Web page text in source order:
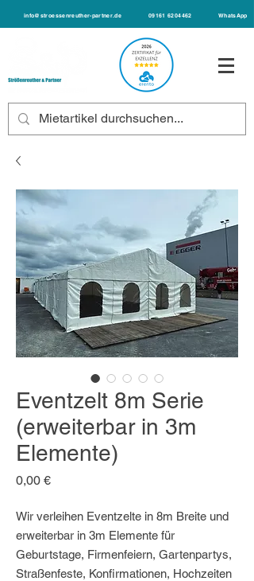
info@stroessenreuther-partner.de 09161 6204462 WhatsApp
Eventzelt 8m Serie
(erweiterbar in 3m
Elemente)
0,00 €Preis
Wir verleihen Eventzelte in 8m Breite und
erweiterbar in 3m Elemente für
Geburtstage, Firmenfeiern, Gartenpartys,
Straßenfeste, Konfirmationen, Hochzeiten